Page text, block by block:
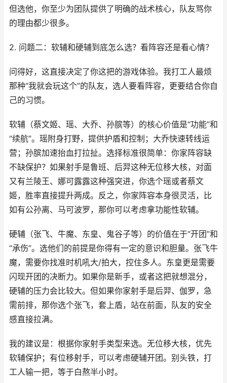
但选他，你至少为团队提供了明确的战术核心，队友骂你
的理由都少很多。
2. 问题二：软辅和硬辅到底怎么选？看阵容还是看心情？
问得好，这直接决定了你这把的游戏体验。我打工人最烦
那种“我就会玩这个”的队友，选人要看阵容，更要结合你自
己的习惯。
软辅（蔡文姬、瑶、大乔、孙膑等）的核心价值是“功能”和
“续航”。瑶附身打野，提供护盾和控制；大乔快速转线运
营；孙膑加速抬血打拉扯。选择标准很简单：你家阵容缺
不缺保护？如果射手是鲁班、后羿这种无位移大核，对面
又有兰陵王、娜可露露这种强突进，你选个瑶或者蔡文
姬，胜率直接提升两成。反之，你家阵容本身很灵活，比
如有公孙离、马可波罗，那你可以考虑拿功能性软辅。
硬辅（张飞、牛魔、东皇、鬼谷子等）的价值在于“开团”和
“承伤”。选他们的前提是你得有一定的意识和胆量。张飞牛
魔，需要你找准时机吼大/拍大，控住多人。东皇更是需要
闪现开团的决断力。如果你是新手，或者这把就想混分，
硬辅的压力会比较大。但如果你家射手是后羿、伽罗，急
需前排，那你选个张飞，套上盾，站在前面，队友的安全
感直接拉满。
我的建议是：根据你家射手类型来选。无位移大核，优先
软辅保护；有位移射手，可以考虑硬辅开团。别头铁，打
工人输一把，等于白熬半小时。